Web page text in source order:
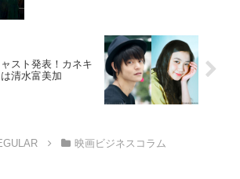
スト発表！カネキ
清水富美加
映画ビジネスコラム